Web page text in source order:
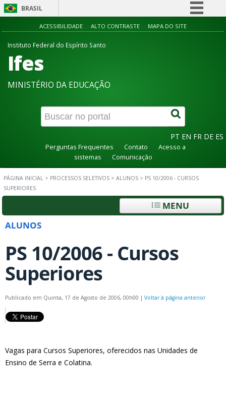
BRASIL
Simplifique!
Canais
ACESSIBILIDADE ALTO CONTRASTE MAPA DO SITE
Instituto Federal do Espírito Santo
Ifes
MINISTÉRIO DA EDUCAÇÃO
PT EN FR DE ES
Perguntas Frequentes Contato
Acesso a
sistemas
Comunicação
PÁGINA INICIAL > PROCESSOS SELETIVOS > ALUNOS > PS 10/2006 - CURSOS
SUPERIORES
MENU
ALUNOS
PS 10/2006 - Cursos
Superiores
Publicado em Quinta, 17 de Agosto de 2006, 00h00 | Voltar à página anterior
Vagas para Cursos Superiores, oferecidos nas Unidades de
Ensino de Serra e Colatina.